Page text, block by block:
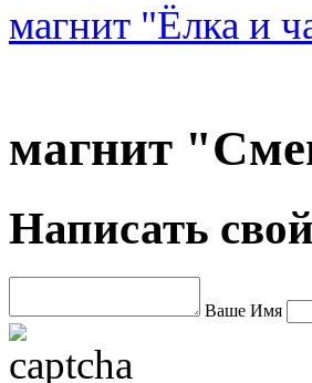
магнит "Ёлка и
магнит
Написать
Ваше Имя